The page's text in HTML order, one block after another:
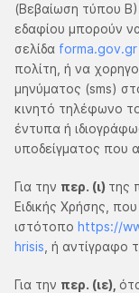
(Βεβαίωση τύπου
εδαφίου μπορούν
σελίδα forma.gov.gr
πολίτη, ή να
μηνύματος (sms)
κινητό τηλέφωνο
έντυπα ή
υποδείγματος που
Για την περ. (ι) της
Ειδικής Χρήσης,
ιστότοπο https://
hrisis , ή αντίγραφο
Για την περ. (ιε),